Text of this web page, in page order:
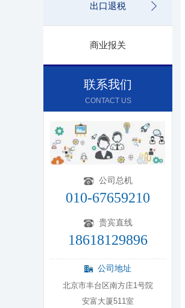
出口退税
商业报关
联系我们
CONTACT US
公司总机
010-67659210
贵宾直线
18618129896
公司地址
北京市丰台区南方庄1号院
安富大厦511室